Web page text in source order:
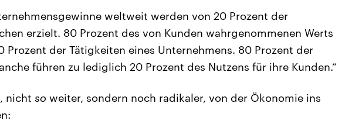
weltweit werden von 20 Prozent der
erzielt. 80 Prozent des von Kunden wahrgenommenen Werts
Prozent der Tätigkeiten eines Unternehmens. 80 Prozent der
führen zu lediglich 20 Prozent des Nutzens für ihre Kunden.“
nicht so weiter, sondern noch radikaler, von der Ökonomie ins